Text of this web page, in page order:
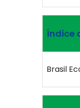
Índice
Brasil